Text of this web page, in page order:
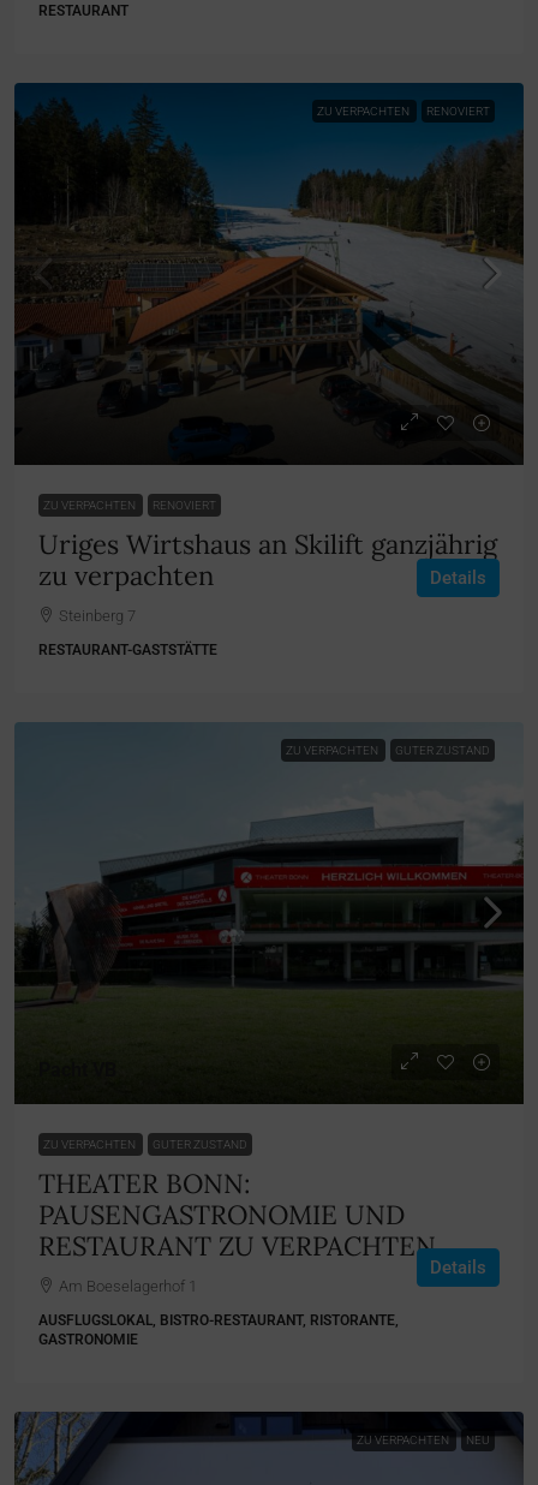
RESTAURANT
ZU VERPACHTEN RENOVIERT
ZU VERPACHTEN RENOVIERT
Uriges Wirtshaus an Skilift ganzjährig
zu verpachten
Steinberg 7
RESTAURANT-GASTSTÄTTE
Details
ZU VERPACHTEN GUTER ZUSTAND
ZU VERPACHTEN GUTER ZUSTAND
THEATER BONN:
PAUSENGASTRONOMIE UND
RESTAURANT ZU VERPACHTEN
Am Boeselagerhof 1
AUSFLUGSLOKAL, BISTRO-RESTAURANT, RISTORANTE,
GASTRONOMIE
Details
ZU VERPACHTEN NEU